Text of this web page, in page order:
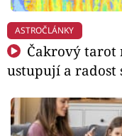
ASTROČLÁNKY
Čakrový tarot
ustupují a radost